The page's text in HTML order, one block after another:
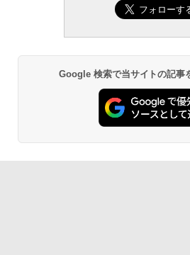
Google 検索で当サイトの記事